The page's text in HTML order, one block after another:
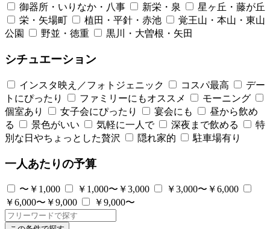
御器所・いりなか・八事
新栄・泉
星ヶ丘・藤が丘
栄・矢場町
植田・平針・赤池
覚王山・本山・東山
公園
野並・徳重 黒川・大曽根・矢田
シチュエーション
インスタ映え／フォトジェニック コスパ最高
デー
トにぴったり
ファミリーにもオススメ
モーニング
個室あり
女子会にぴったり 宴会にも
昼から飲め
る
景色がいい 気軽に一人で 深夜まで飲める
特
別な日やちょっとした贅沢
隠れ家的 駐車場有り
一人あたりの予算
〜￥1,000 ￥1,000〜￥3,000
￥3,000〜￥6,000
￥6,000〜￥9,000
￥9,000〜